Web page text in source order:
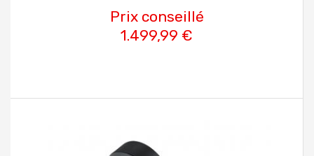
Prix conseillé
1.499,99 €